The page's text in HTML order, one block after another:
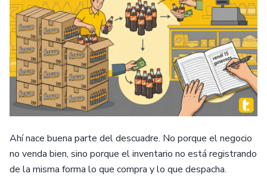
Ahí nace buena parte del descuadre. No porque el negocio
no venda bien, sino porque el inventario no está registrando
de la misma forma lo que compra y lo que despacha.